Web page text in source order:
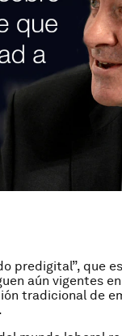
predigital”, que
aún vigentes
tradicional de